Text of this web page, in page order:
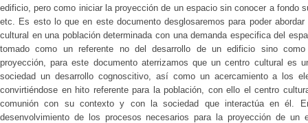
edificio, pero como iniciar la proyección de un espacio sin conocer a fondo
etc. Es esto lo que en este documento desglosaremos para poder
cultural en una población determinada con una demanda especifica del
tomado como un referente no del desarrollo de un edificio sino
proyección, para este documento aterrizamos que un centro cultural es
sociedad un desarrollo cognoscitivo, así como un acercamiento a los
convirtiéndose en hito referente para la población, con ello el centro
comunión con su contexto y con la sociedad que interactúa en él.
desenvolvimiento de los procesos necesarios para la proyección de un